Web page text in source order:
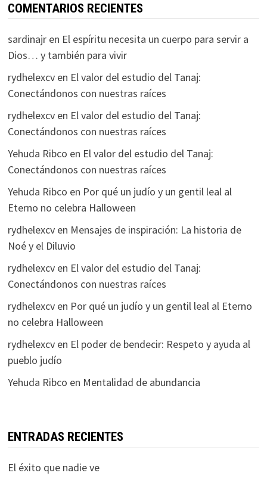
COMENTARIOS RECIENTES
sardinajren El espíritu necesita un cuerpo para servir a
Dios… y también para vivir
rydhelexcven El valor del estudio del Tanaj:
Conectándonos con nuestras raíces
rydhelexcven El valor del estudio del Tanaj:
Conectándonos con nuestras raíces
Yehuda Ribco en El valor del estudio del Tanaj:
Conectándonos con nuestras raíces
Yehuda Ribco en Por qué un judío y un gentil leal al
Eterno no celebra Halloween
rydhelexcven Mensajes de inspiración: La historia de
Noé y el Diluvio
rydhelexcven El valor del estudio del Tanaj:
Conectándonos con nuestras raíces
rydhelexcven Por qué un judío y un gentil leal al Eterno
no celebra Halloween
rydhelexcven El poder de bendecir: Respeto y ayuda al
pueblo judío
Yehuda Ribco en Mentalidad de abundancia
ENTRADAS RECIENTES
El éxito que nadie ve